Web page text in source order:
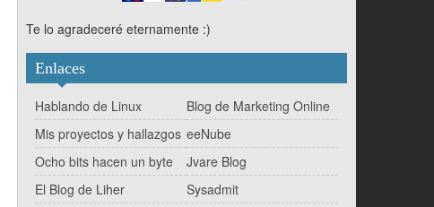
Te lo agradeceré eternamente :)
Enlaces
Hablando de Linux
Blog de Marketing Online
Mis proyectos y hallazgos eeNube
Ocho bits hacen un byte
Jvare Blog
El Blog de Liher
Sysadmit